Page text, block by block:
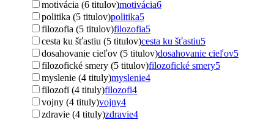
motivácia (6 titulov)motivácia6
politika (5 titulov)politika5
filozofia (5 titulov)filozofia5
cesta ku šťastiu (5 titulov)cesta ku šťastiu5
dosahovanie cieľov (5 titulov)dosahovanie cieľov5
filozofické smery (5 titulov)filozofické smery5
myslenie (4 tituly)myslenie4
filozofi (4 tituly)filozofi4
vojny (4 tituly)vojny4
zdravie (4 tituly)zdravie4